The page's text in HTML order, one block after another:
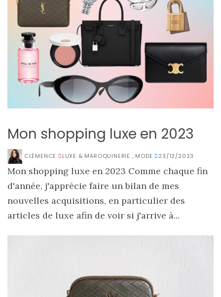
Mon shopping luxe en 2023
CLÉMENCE LUXE & MAROQUINERIE , MODE 23/12/2023
Mon shopping luxe en 2023 Comme chaque fin
d'année, j'apprécie faire un bilan de mes
nouvelles acquisitions, en particulier des
articles de luxe afin de voir si j'arrive à...